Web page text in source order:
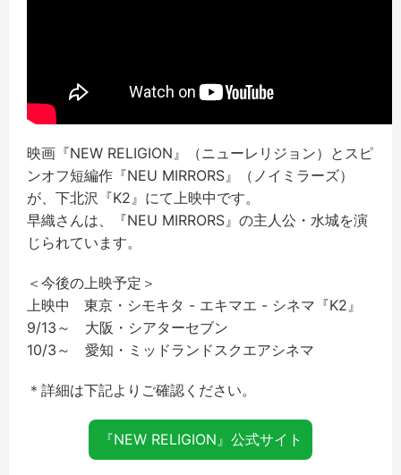
映画『NEW RELIGION』（ニューレリジョン）とスピ
ンオフ短編作『NEU MIRRORS』（ノイミラーズ）
が、下北沢『K2』にて上映中です。
早織さんは、『NEU MIRRORS』の主人公・水城を演
じられています。
＜今後の上映予定＞
上映中 東京・シモキタ - エキマエ - シネマ『K2』
9/13～ 大阪・シアターセブン
10/3～ 愛知・ミッドランドスクエアシネマ
＊詳細は下記よりご確認ください。
『NEW RELIGION』公式サイト